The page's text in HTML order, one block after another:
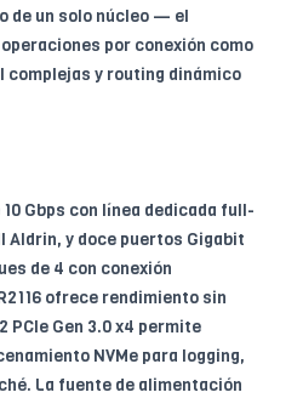
de un solo núcleo — el
por conexión como
complejas y routing dinámico
Gbps con línea dedicada full-
Aldrin, y doce puertos Gigabit
de 4 con conexión
ofrece rendimiento sin
PCIe Gen 3.0 x4 permite
NVMe para logging,
La fuente de alimentación